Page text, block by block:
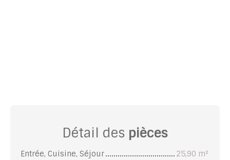
Détail des pièces
Entrée, Cuisine, Séjour
25,90 m²